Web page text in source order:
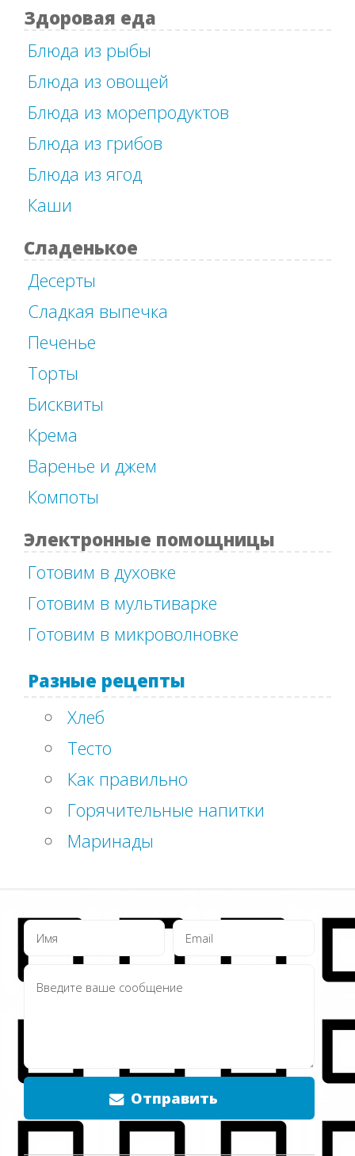
Здоровая еда
Блюда из рыбы
Блюда из овощей
Блюда из морепродуктов
Блюда из грибов
Блюда из ягод
Каши
Сладенькое
Десерты
Сладкая выпечка
Печенье
Торты
Бисквиты
Крема
Варенье и джем
Компоты
Электронные помощницы
Готовим в духовке
Готовим в мультиварке
Готовим в микроволновке
Разные рецепты
Хлеб
Тесто
Как правильно
Горячительные напитки
Маринады
Отправить